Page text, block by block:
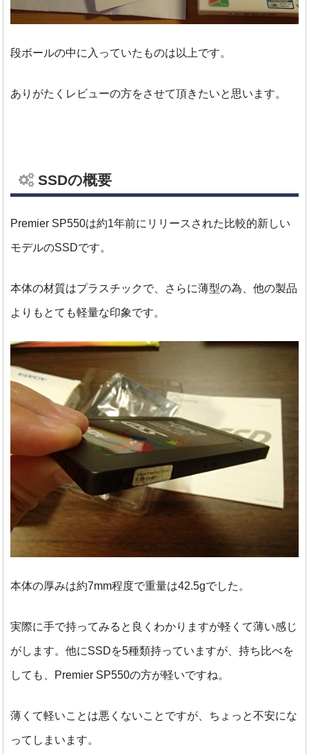
段ボールの中に入っていたものは以上です。
ありがたくレビューの方をさせて頂きたいと思います。
SSDの概要
Premier SP550は約1年前にリリースされた比較的新しい
モデルのSSDです。
本体の材質はプラスチックで、さらに薄型の為、他の製品
よりもとても軽量な印象です。
本体の厚みは約7mm程度で重量は42.5gでした。
実際に手で持ってみると良くわかりますが軽くて薄い感じ
がします。他にSSDを5種類持っていますが、持ち比べを
しても、Premier SP550の方が軽いですね。
薄くて軽いことは悪くないことですが、ちょっと不安にな
ってしまいます。